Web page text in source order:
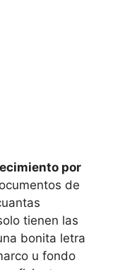
por
de
tienen las
bonita letra
u fondo